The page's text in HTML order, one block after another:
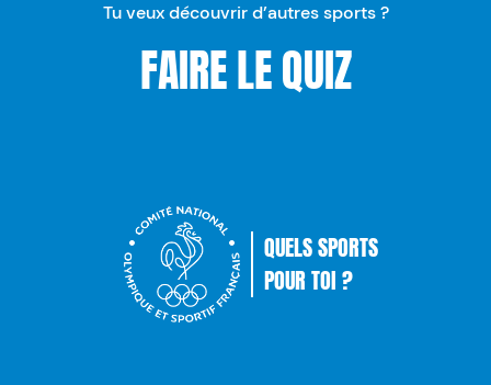
Tu veux découvrir d’autres sports ?
FAIRE LE QUIZ
Comité National Olympique
QUELS SPORTS
POUR TOI ?